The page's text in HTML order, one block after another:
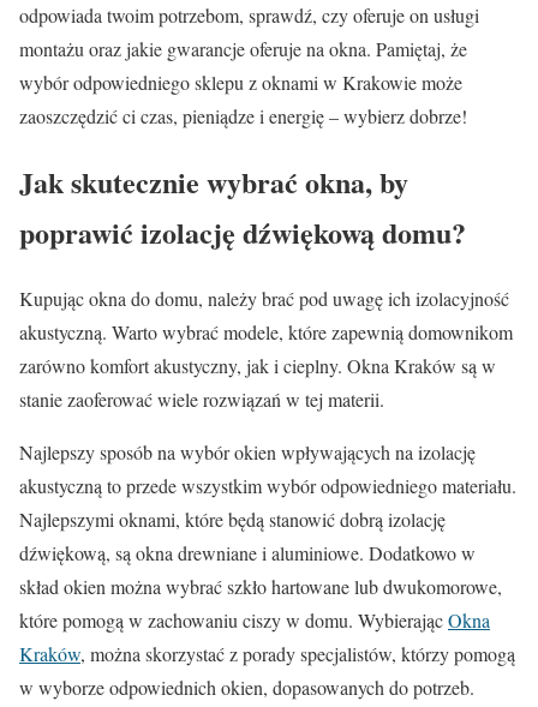
odpowiada twoim potrzebom, sprawdź, czy oferuje on usługi
montażu oraz jakie gwarancje oferuje na okna. Pamiętaj, że
wybór odpowiedniego sklepu z oknami w Krakowie może
zaoszczędzić ci czas, pieniądze i energię – wybierz dobrze!
Jak skutecznie wybrać okna, by
poprawić izolację dźwiękową domu?
Kupując okna do domu, należy brać pod uwagę ich izolacyjność
akustyczną. Warto wybrać modele, które zapewnią domownikom
zarówno komfort akustyczny, jak i cieplny. Okna Kraków są w
stanie zaoferować wiele rozwiązań w tej materii.
Najlepszy sposób na wybór okien wpływających na izolację
akustyczną to przede wszystkim wybór odpowiedniego materiału.
Najlepszymi oknami, które będą stanowić dobrą izolację
dźwiękową, są okna drewniane i aluminiowe. Dodatkowo w
skład okien można wybrać szkło hartowane lub dwukomorowe,
które pomogą w zachowaniu ciszy w domu. WybierającOkna
Kraków, można skorzystać z porady specjalistów, którzy pomogą
w wyborze odpowiednich okien, dopasowanych do potrzeb.